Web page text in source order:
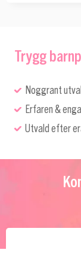
Trygg
Noggrant
Erfaren &
Utvald efter